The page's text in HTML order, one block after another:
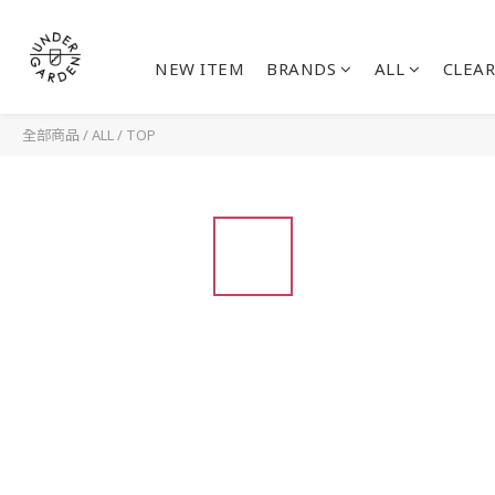
NEW ITEM BRANDS ALL
全部商品 /ALL/ TOP